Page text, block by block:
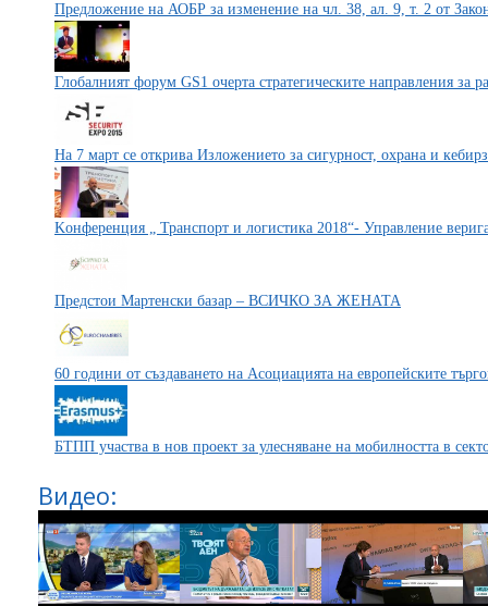
Предложение на АОБР за изменение на чл. 38, ал. 9, т. 2 от
Глобалният форум GS1 очерта стратегическите направления за
На 7 март се открива Изложението за сигурност, охрана и
Kонференция „ Транспорт и логистика 2018“- Управление
Предстои Мартенски базар – ВСИЧКО ЗА ЖЕНАТА
60 години от създаването на Асоциацията на европейските
БТПП участва в нов проект за улесняване на мобилността в
Видео: